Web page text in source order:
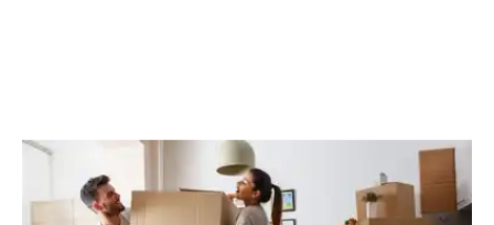
Service Déménagement Aide déménageur